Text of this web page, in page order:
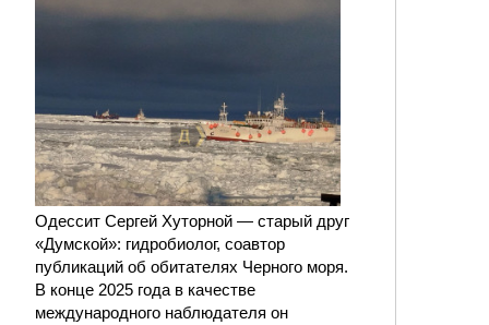
Одессит Сергей Хуторной — старый друг
«Думской»: гидробиолог, соавтор
публикаций об обитателях Черного моря.
В конце 2025 года в качестве
международного наблюдателя он